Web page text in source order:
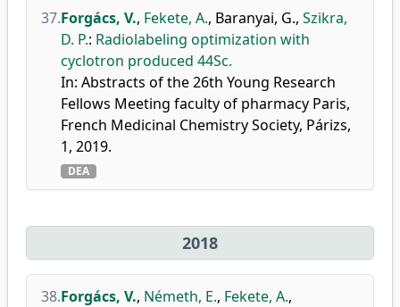
37.Forgács, V., Fekete, A., Baranyai, G., Szikra,
D. P.: Radiolabeling optimization with
cyclotron produced 44Sc.
In: Abstracts of the 26th Young Research
Fellows Meeting faculty of pharmacy Paris,
French Medicinal Chemistry Society, Párizs,
1, 2019.
DEA
2018
38.Forgács, V., Németh, E., Fekete, A.,